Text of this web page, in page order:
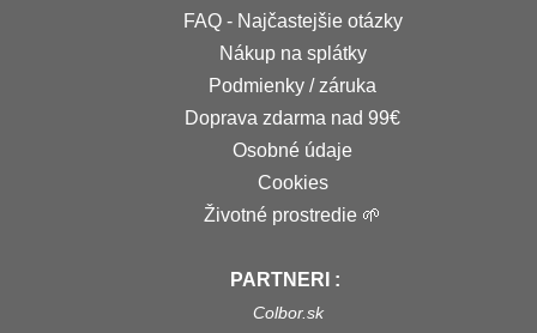
FAQ - Najčastejšie otázky
Nákup na splátky
Podmienky / záruka
Doprava zdarma nad 99€
Osobné údaje
Cookies
Životné prostredie 🌱
PARTNERI :
Colbor.sk